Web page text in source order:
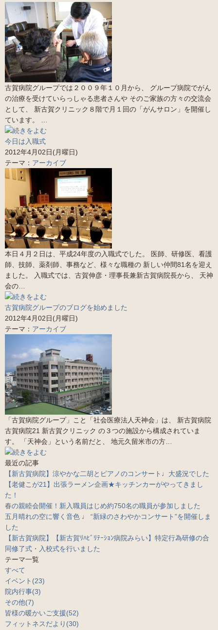
古賀病院グループでは２００９年１０月から、 グループ病院でがん
の治療を受けていらっしゃる患者さんや そのご家族の方々の交流会
として、 新古賀クリニック８階で月１回の「がんサロン」を開催し
ています。 …
今日は入職式
2012年4月02日(月曜日)
テーマ： アーカイブ
本日４月２日は、平成24年度の入職式でした。 医師、研修医、看護
師、技師、薬剤師、事務など、様々な職種の 新しい仲間81名を迎え
ました。 入職式では、古賀伸彦・理事長兼新古賀病院長から、 天神
会の…
古賀病院グループのブログを始めました
2012年4月02日(月曜日)
テーマ： アーカイブ
「古賀病院グループ」こと「社会医療法人天神会」は、 新古賀病院
古賀病院21 新古賀クリニック の３つの施設から構成されていま
す。 「天神会」という名前だと、 地元久留米市の方…
最近の記事
【新古賀病院】涼やかな二胡とピアノのコンサート♩大盛況でした
【老健こが21】出張ラーメン企画★キッチンカーがやってきまし
た！
春の親睦会開催！新入職員はじめ約750名の職員が参加しました
五月晴れの空に響く音色 ♩ “新緑のさわやかコンサート”を開催しま
した
【新古賀病院】【新古賀ﾘﾊﾋﾞﾘﾃｰｼｮﾝ病院みらい】特定行為研修の合
同修了式・入校式を行いました
テーマ一覧
すべて
イベント(23)
院内行事(3)
その他(7)
皆様の暖かいご支援(52)
フィットネスだより(30)